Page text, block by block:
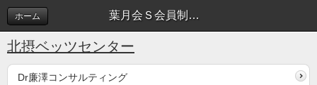
葉月会Ｓ会員制度のご案内ならびに更新のご案内 | News
ホーム
北摂ベッツセンター
Dr廉澤コンサルティング